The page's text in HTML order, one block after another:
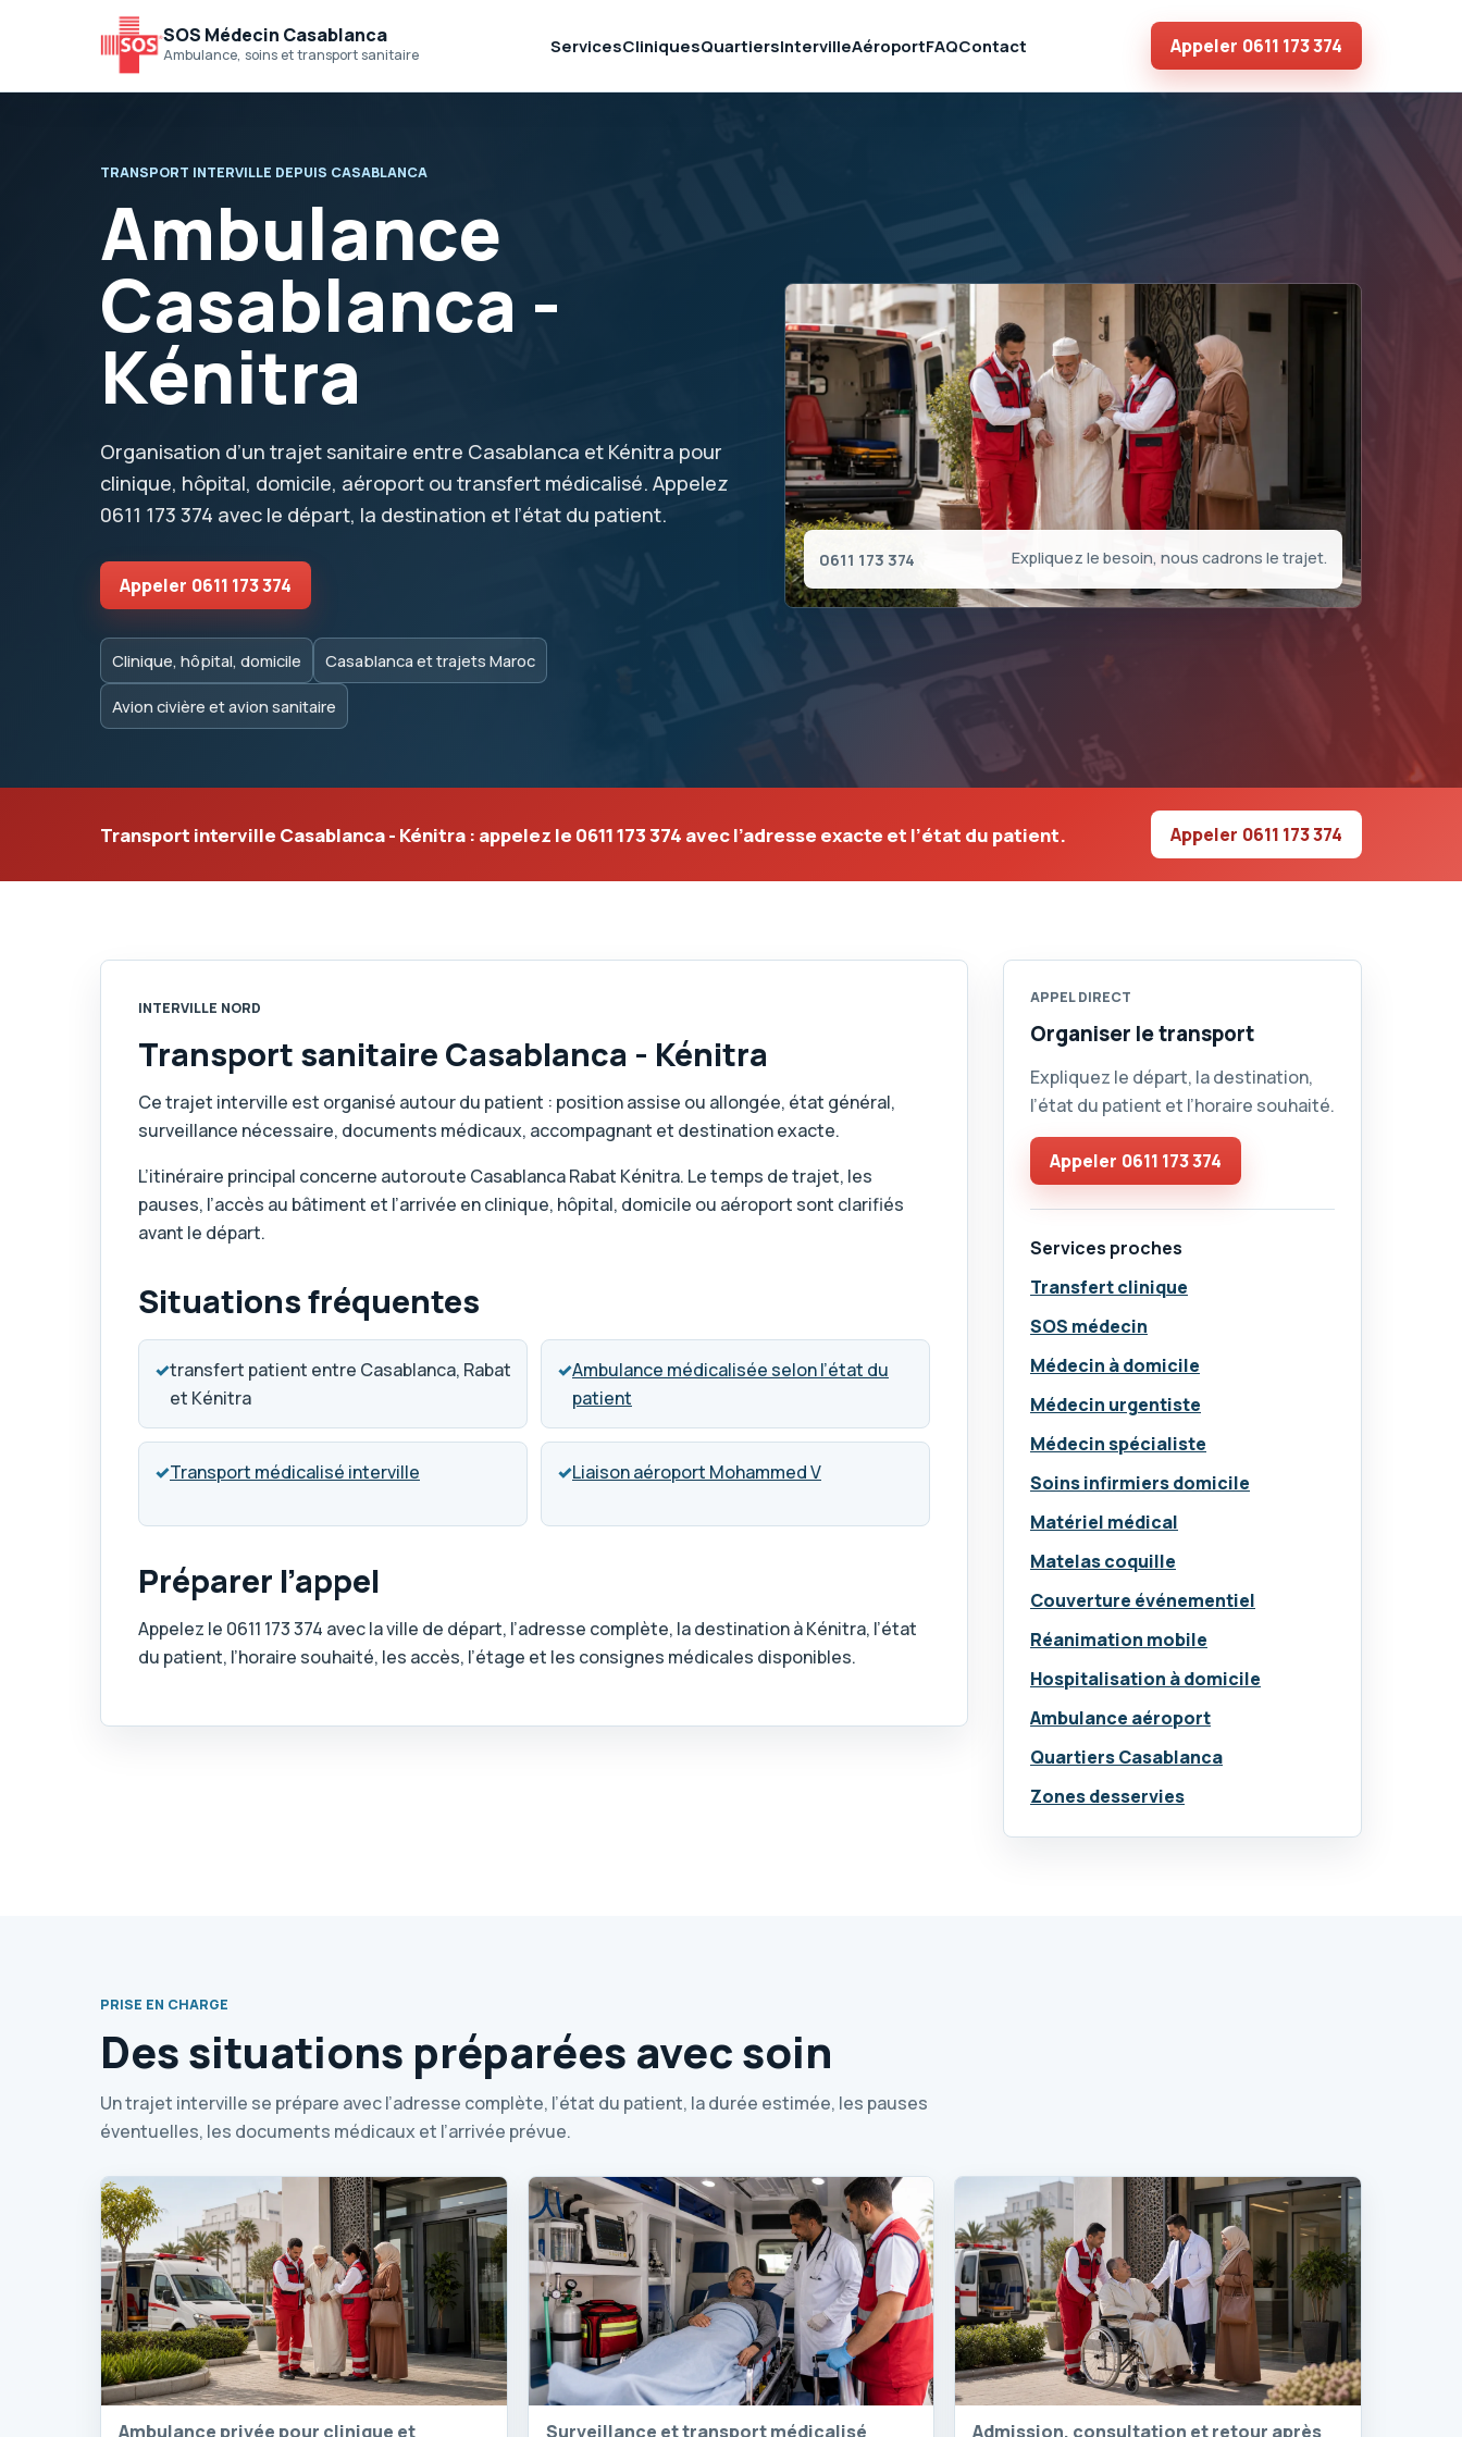
SOS Médecin Casablanca
Ambulance, soins et transport sanitaire ServicesCliniquesQuartiersIntervilleAéroportFAQContact Appeler 0611 173 374
TRANSPORT INTERVILLE DEPUIS CASABLANCA
Ambulance
Casablanca -
Kénitra
Organisation d’un trajet sanitaire entre Casablanca et Kénitra pour
clinique, hôpital, domicile, aéroport ou transfert médicalisé. Appelez
0611 173 374 avec le départ, la destination et l’état du patient.
Appeler 0611 173 374
Clinique, hôpital, domicile Casablanca et trajets Maroc
Avion civière et avion sanitaire
0611 173 374 Expliquez le besoin, nous cadrons le trajet.
Transport interville Casablanca - Kénitra : appelez le 0611 173 374 avec l’adresse exacte et l’état du patient. Appeler 0611 173 374
INTERVILLE NORD
Transport sanitaire Casablanca - Kénitra
Ce trajet interville est organisé autour du patient : position assise ou allongée, état général,
surveillance nécessaire, documents médicaux, accompagnant et destination exacte.
L’itinéraire principal concerne autoroute Casablanca Rabat Kénitra. Le temps de trajet, les
pauses, l’accès au bâtiment et l’arrivée en clinique, hôpital, domicile ou aéroport sont clarifiés
avant le départ.
Situations fréquentes
✓transfert patient entre Casablanca, Rabat
et Kénitra
✓Ambulance médicalisée selon l’état du
patient
✓Transport médicalisé interville ✓Liaison aéroport Mohammed V
Préparer l’appel
Appelez le 0611 173 374 avec la ville de départ, l’adresse complète, la destination à Kénitra, l’état
du patient, l’horaire souhaité, les accès, l’étage et les consignes médicales disponibles.
APPEL DIRECT
Organiser le transport
Expliquez le départ, la destination,
l’état du patient et l’horaire souhaité.
Appeler 0611 173 374
Services proches
Transfert clinique
SOS médecin
Médecin à domicile
Médecin urgentiste
Médecin spécialiste
Soins infirmiers domicile
Matériel médical
Matelas coquille
Couverture événementiel
Réanimation mobile
Hospitalisation à domicile
Ambulance aéroport
Quartiers Casablanca
Zones desservies
PRISE EN CHARGE
Des situations préparées avec soin
Un trajet interville se prépare avec l’adresse complète, l’état du patient, la durée estimée, les pauses
éventuelles, les documents médicaux et l’arrivée prévue.
Ambulance privée pour clinique et
Surveillance et transport médicalisé
Admission, consultation et retour après